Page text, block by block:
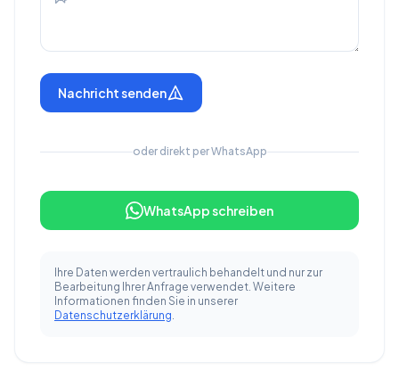
Nachricht senden
oder direkt per WhatsApp
WhatsApp schreiben
Ihre Daten werden vertraulich behandelt und nur zur
Bearbeitung Ihrer Anfrage verwendet. Weitere
Informationen finden Sie in unserer
Datenschutzerklärung.